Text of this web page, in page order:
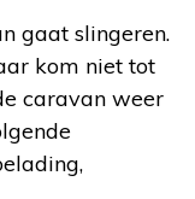
gaat slingeren.
kom niet tot
caravan weer